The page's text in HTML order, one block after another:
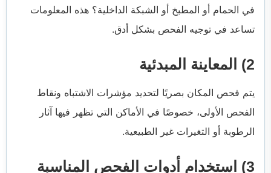
في الحمام أو المطبخ أو الشبكة الداخلية؟ هذه المعلومات
تساعد في توجيه الفحص بشكل أدق.
2) المعاينة المبدئية
يتم فحص المكان بصريًا لتحديد مؤشرات الاشتباه ونقاط
الفحص الأولى، خصوصًا في الأماكن التي تظهر فيها آثار
الرطوبة أو التغيرات غير الطبيعية.
3) استخدام أدوات الفحص المناسبة